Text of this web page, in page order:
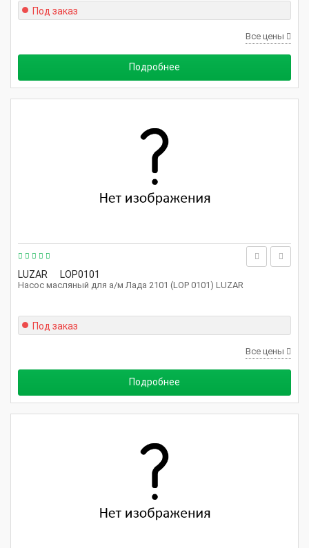
Под заказ
Все цены
Подробнее
LUZAR LOP0101
Насос масляный для а/м Лада 2101 (LOP 0101) LUZAR
Под заказ
Все цены
Подробнее